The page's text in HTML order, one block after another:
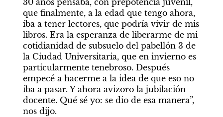
30 años pensaba, con prepotencia juvenil,
que finalmente, a la edad que tengo ahora,
iba a tener lectores, que podría vivir de mis
libros. Era la esperanza de liberarme de mi
cotidianidad de subsuelo del pabellón 3 de
la Ciudad Universitaria, que en invierno es
particularmente tenebroso. Después
empecé a hacerme a la idea de que eso no
iba a pasar. Y ahora avizoro la jubilación
docente. Qué sé yo: se dio de esa manera”,
nos dijo.